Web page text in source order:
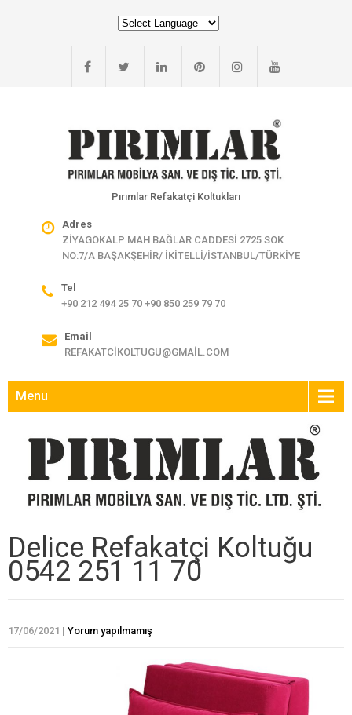
Pırımlar Refakatçi Koltukları
Adres
ZİYAGÖKALP MAH BAĞLAR CADDESİ 2725 SOK
NO:7/A BAŞAKŞEHİR/ İKİTELLİ/İSTANBUL/TÜRKİYE
Tel
+90 212 494 25 70 +90 850 259 79 70
Email
REFAKATCIKOLTUGU@GMAIL.COM
Menu
Delice Refakatçi Koltuğu
0542 251 11 70
17/06/2021 | Yorum yapılmamış